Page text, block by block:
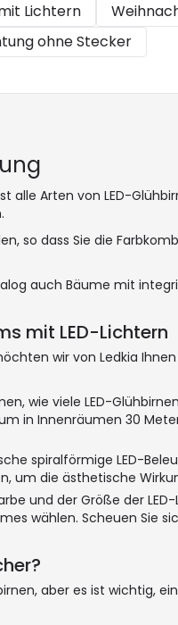
Lichtern
ohne Stecker
Arten von LED-
so dass Sie die
auch Bäume mit
mit LED-Lichtern
wir von Ledkia
wie viele LED-
in Innenräumen 30
spiralförmige LED-
um die ästhetische
und der Größe der
wählen. Scheuen Sie
aber es ist wichtig,